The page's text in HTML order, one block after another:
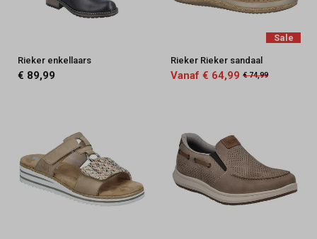
Rieker enkellaars
€ 89,99
Sale
Rieker Rieker sandaal
Vanaf € 64,99 € 74,99